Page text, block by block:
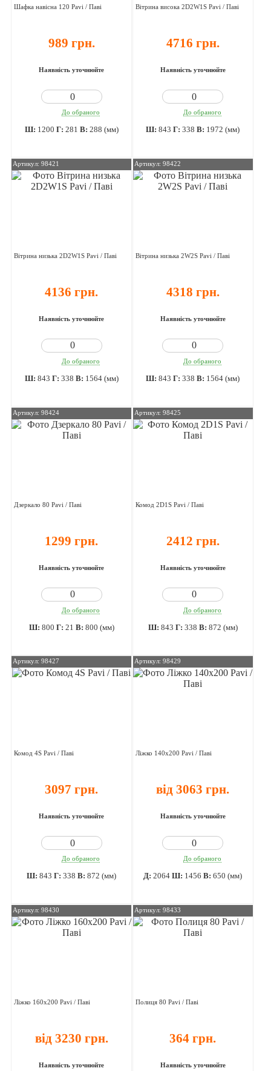
Шафка навісна 120 Pavi / Паві
989 грн.
Наявність уточнюйте
До обраного
Ш: 1200 Г: 281 В: 288 (мм)
Вітрина висока 2D2W1S Pavi / Паві
4716 грн.
Наявність уточнюйте
До обраного
Ш:843 Г:338 В: 1972 (мм)
Артикул: 98421
Вітрина низька 2D2W1S Pavi / Паві
4136 грн.
Наявність уточнюйте
До обраного
Ш: 843 Г: 338 В: 1564 (мм)
Артикул: 98422
Вітрина низька 2W2S Pavi / Паві
4318 грн.
Наявність уточнюйте
До обраного
Ш:843 Г:338 В: 1564 (мм)
Артикул: 98424
Дзеркало 80 Pavi / Паві
1299 грн.
Наявність уточнюйте
До обраного
Ш: 800 Г: 21 В: 800 (мм)
Артикул: 98425
Комод 2D1S Pavi / Паві
2412 грн.
Наявність уточнюйте
До обраного
Ш: 843 Г: 338 В: 872 (мм)
Артикул: 98427
Комод 4S Pavi / Паві
3097 грн.
Наявність уточнюйте
До обраного
Ш:843 Г:338 В:872 (мм)
Артикул: 98429
Ліжко 140х200 Pavi / Паві
від 3063 грн.
Наявність уточнюйте
До обраного
Д:2064 Ш: 1456 В:650 (мм)
Артикул: 98430
Ліжко 160х200 Pavi / Паві
від 3230 грн.
Наявність уточнюйте
Артикул: 98433
Полиця 80 Pavi / Паві
364 грн.
Наявність уточнюйте